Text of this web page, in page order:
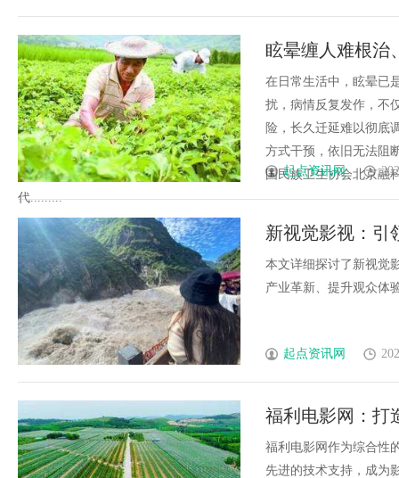
眩晕缠人难根治
医生专业调治助
在日常生活中，眩晕已
扰，病情反复发作，不
险，长久迁延难以彻底
方式干预，依旧无法阻
国民族卫生协会北京融
代.........
起点资讯网
新视觉影视：引
本文详细探讨了新视觉
产业革新、提升观众体
起点资讯网
福利电影网：打
福利电影网作为综合性
先进的技术支持，成为